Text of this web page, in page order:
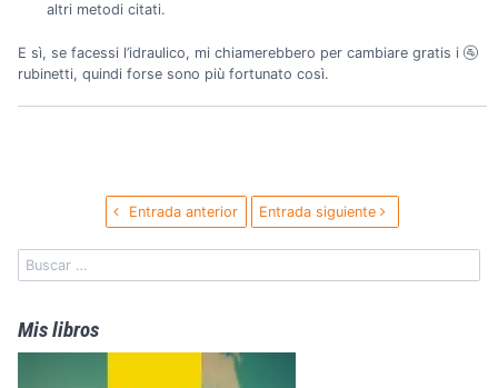
altri metodi citati.
E sì, se facessi l’idraulico, mi chiamerebbero per cambiare gratis i 🚰
rubinetti, quindi forse sono più fortunato così.
Entrada anterior Entrada siguiente
Mis libros